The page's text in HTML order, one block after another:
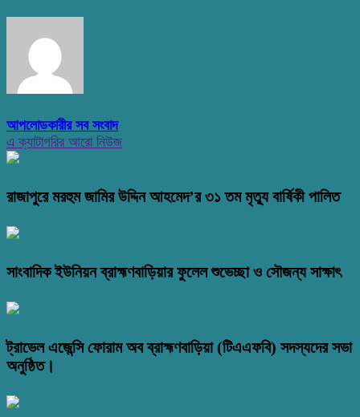
আপলোডকারীর সব সংবাদ
এ ক্যাটাগরির আরো নিউজ
রাজাপুরে মরহুম জামির উদ্দিন আহমেদ’র ৩১ তম মৃত্যু বার্ষিকী পালিত
সাংবাদিক ইউনিয়ন ব্রাহ্মণবাড়িয়ার ফুলেল শুভেচ্ছা ও সৌজন্য সাক্ষাৎ
ট্রাভেল এজেন্সি ফোরাম অব ব্রাহ্মণবাড়িয়া (টিএএফবি) সদস্যদের সভা
অনুষ্ঠিত।